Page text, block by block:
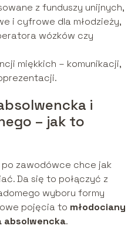
z funduszy unijnych,
i cyfrowe dla młodzieży,
wózków czy
miękkich – komunikacji,
i
– jak to
zawodówce chce jak
Da się to połączyć z
wyboru formy
pojęcia to młodociany
absolwencka.